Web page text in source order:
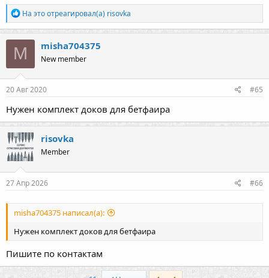
Р
е
а
к
ц
и
и
:
На это отреагировал(а) risovka
M misha704375
New member
20 Авг 2020 #65
Нужен комплект доков для бетфаира
risovka
Member
27 Апр 2026 #66
misha704375 написал(а):
Нужен комплект доков для бетфаира
Пишите по контактам